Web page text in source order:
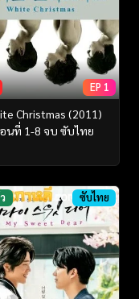
EP 1
Christmas (2011)
นที่ 1-8 จบ ซับไทย
ซับไทย